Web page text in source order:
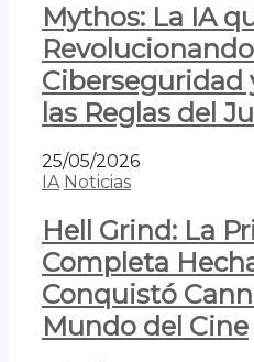
Mythos: La IA
Ciberseguridad
las Reglas del
25/05/2026
IA Noticias
Hell Grind: La
Completa
Conquistó
Mundo del Cine